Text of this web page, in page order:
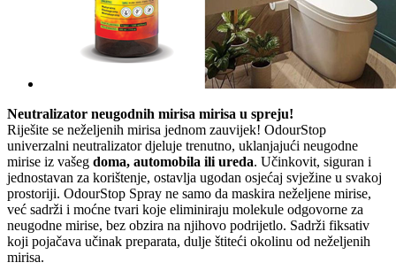
Neutralizator neugodnih mirisa mirisa u spreju!
Riješite se neželjenih mirisa jednom zauvijek! OdourStop
univerzalni neutralizator djeluje trenutno, uklanjajući neugodne
mirise iz vašeg doma, automobila ili ureda. Učinkovit, siguran i
jednostavan za korištenje, ostavlja ugodan osjećaj svježine u svakoj
prostoriji. OdourStop Spray ne samo da maskira neželjene mirise,
već sadrži i moćne tvari koje eliminiraju molekule odgovorne za
neugodne mirise, bez obzira na njihovo podrijetlo. Sadrži fiksativ
koji pojačava učinak preparata, dulje štiteći okolinu od neželjenih
mirisa.